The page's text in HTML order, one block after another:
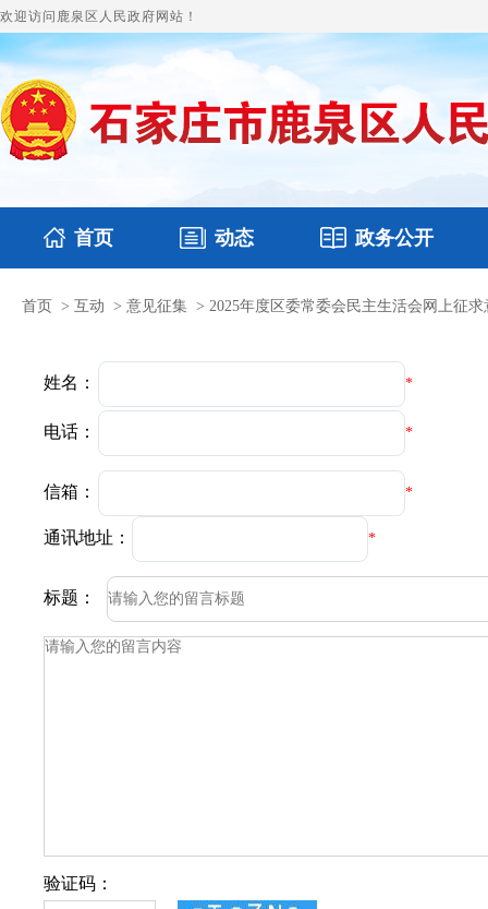
欢迎访问鹿泉区人民政府网站！
首页 动态
国务要闻 鹿泉要闻 图片新闻
政务公开
本区文件 财政预决算
首页 > 互动 > 意见征集 > 2025年度区委常委会民主生活会网上征求
姓名： *
电话： *
信箱： *
通讯地址： *
标题：
验证码：